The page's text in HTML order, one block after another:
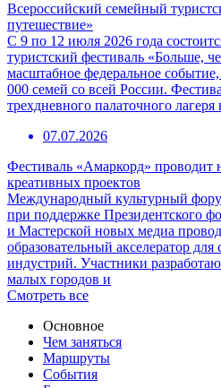
Всероссийский семейный
путешествие»
С 9 по 12 июля 2026 года
туристский фестиваль «Больше,
масштабное федеральное
000 семей со всей России.
трехдневного палаточного
07.07.2026
Фестиваль «Амаркорд» проводит
креативных проектов
Международный культурный
при поддержке Президентского
и Мастерской новых медиа
образовательный акселератор
индустрий. Участники
малых городов и
Смотреть все
Основное
Чем заняться
Маршруты
События